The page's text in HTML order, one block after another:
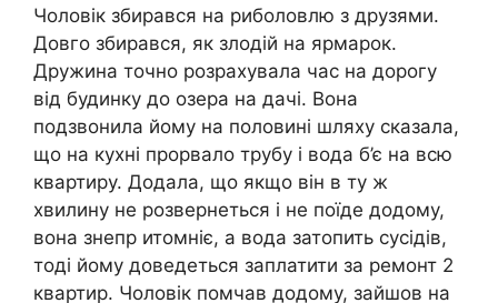
Чоловік збирався на риболовлю з друзями.
Довго збирався, як злодій на ярмарок.
Дружина точно розрахувала час на дорогу
від будинку до озера на дачі. Вона
подзвонила йому на половині шляху сказала,
що на кухні прорвало трубу і вода б’є на всю
квартиру. Додала, що якщо він в ту ж
хвилину не розвернеться і не поїде додому,
вона знепр итомніє, а вода затопить сусідів,
тоді йому доведеться заплатити за ремонт 2
квартир. Чоловік помчав додому, зайшов на